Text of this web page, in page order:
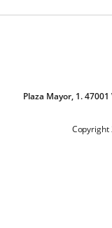
Plaza Mayor, 1.
Copyright